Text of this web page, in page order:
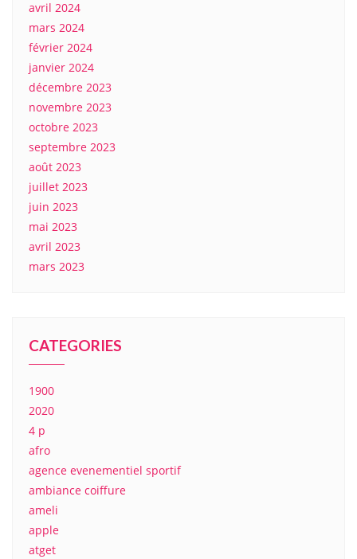
avril 2024
mars 2024
février 2024
janvier 2024
décembre 2023
novembre 2023
octobre 2023
septembre 2023
août 2023
juillet 2023
juin 2023
mai 2023
avril 2023
mars 2023
CATEGORIES
1900
2020
4 p
afro
agence evenementiel sportif
ambiance coiffure
ameli
apple
atget